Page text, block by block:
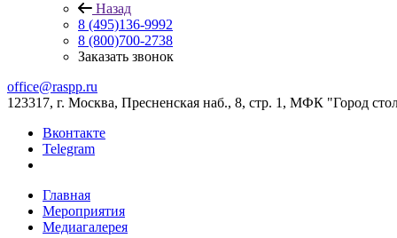
Назад
8 (495)136-9992
8 (800)700-2738
Заказать звонок
office@raspp.ru
123317, г. Москва, Пресненская наб., 8, стр. 1, МФК "Город
Вконтакте
Telegram
Главная
Мероприятия
Медиагалерея